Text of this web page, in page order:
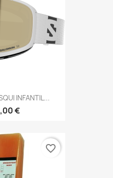
INFANTIL...
€
favorite_border